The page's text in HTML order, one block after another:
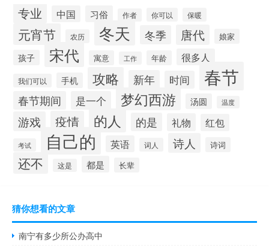
专业 中国 习俗 作者 你可以 保暖
元宵节 农历 冬天 冬季 唐代 娘家
孩子 宋代 寓意 工作 年龄 很多人
我们可以 手机 攻略 新年 时间 春节
春节期间 是一个 梦幻西游 汤圆 温度
游戏 疫情 的人 的是 礼物 红包
考试 自己的 英语 词人 诗人 诗词
还不 这是 都是 长辈
猜你想看的文章
南宁有多少所公办高中